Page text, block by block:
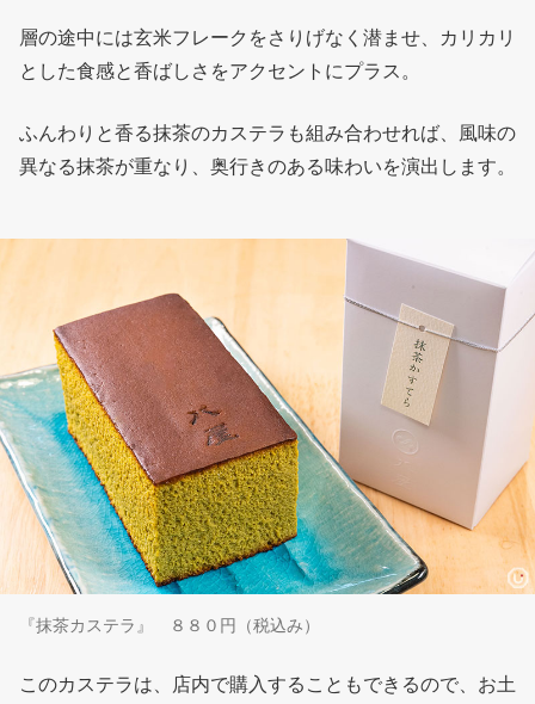
層の途中には玄米フレークをさりげなく潜ませ、カリカリ
とした食感と香ばしさをアクセントにプラス。
ふんわりと香る抹茶のカステラも組み合わせれば、風味の
異なる抹茶が重なり、奥行きのある味わいを演出します。
『抹茶カステラ』 ８８０円（税込み）
このカステラは、店内で購入することもできるので、お土